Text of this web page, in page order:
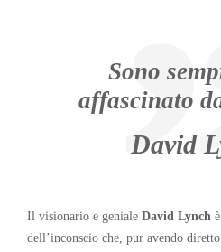
Sono
affascinato
David
Il visionario e geniale David Lynch
dell’inconscio che, pur avendo